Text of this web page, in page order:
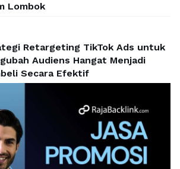
Lombok
Retargeting TikTok Ads untuk
Audiens Hangat Menjadi
Secara Efektif